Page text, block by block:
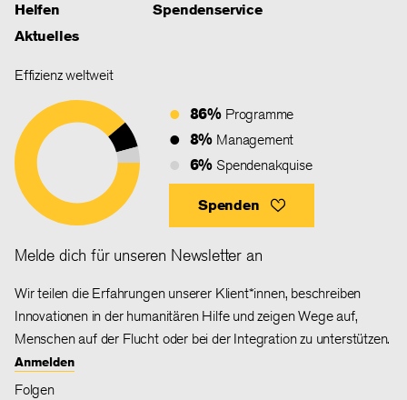
Helfen
Aktuelles
Spendenservice
Effizienz weltweit
86% Programme
8% Management
6% Spendenakquise
Spenden
Melde dich für unseren Newsletter an
Wir teilen die Erfahrungen unserer Klient*innen, beschreiben
Innovationen in der humanitären Hilfe und zeigen Wege auf,
Menschen auf der Flucht oder bei der Integration zu unterstützen.
Anmelden
Folgen